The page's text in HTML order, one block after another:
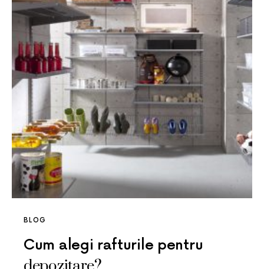
BLOG
Cum alegi rafturile pentru